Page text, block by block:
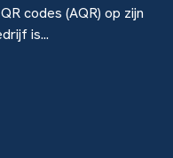
codes (AQR) op zijn
is...